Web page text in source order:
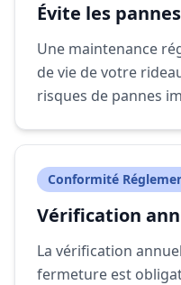
Évite les
Une maintenance
de vie de votre
risques de pannes
Conformité
Vérification
La vérification
fermeture est